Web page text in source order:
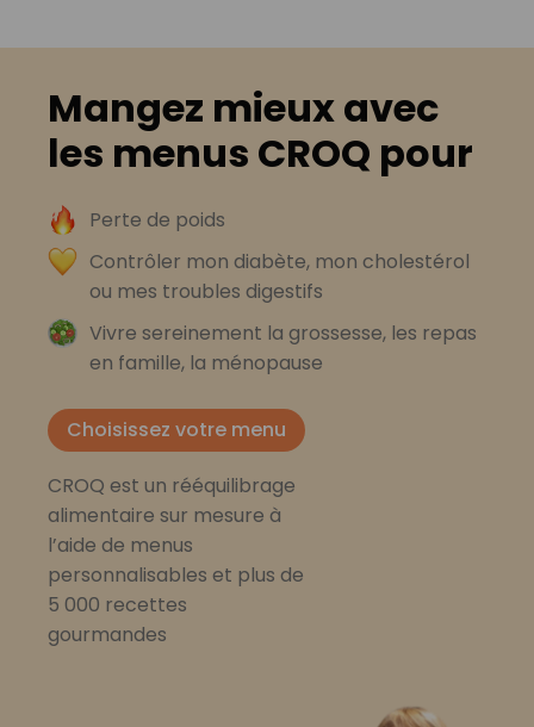
Mangez mieux avec
les menus CROQ pour
Perte de poids
Contrôler mon diabète, mon cholestérol
ou mes troubles digestifs
Vivre sereinement la grossesse, les repas
en famille, la ménopause
Choisissez votre menu
CROQ est un rééquilibrage
alimentaire sur mesure à
l’aide de menus
personnalisables et plus de
5 000 recettes
gourmandes